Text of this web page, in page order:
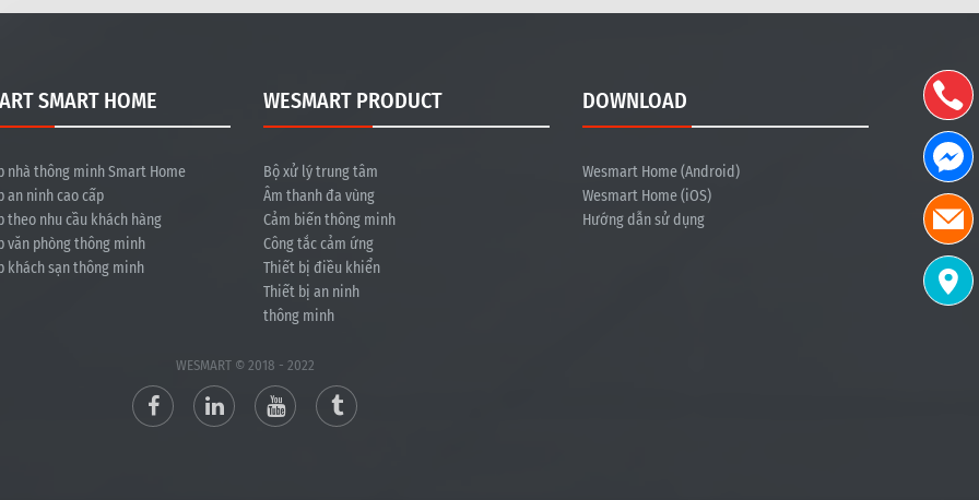
SMART HOME
nhà thông minh Smart Home
an ninh cao cấp
theo nhu cầu khách hàng
văn phòng thông minh
khách sạn thông minh
WESMART PRODUCT
Bộ xử lý trung tâm
Âm thanh đa vùng
Cảm biến thông minh
Công tắc cảm ứng
Thiết bị điều khiển
Thiết bị an ninh
thông minh
DOWNLOAD
Wesmart Home (Android)
Wesmart Home (iOS)
Hướng dẫn sử dụng
WESMART © 2018 - 2022